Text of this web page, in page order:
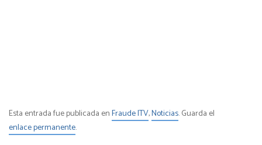
Esta entrada fue publicada enFraude ITV,Noticias. Guarda el
enlace permanente.